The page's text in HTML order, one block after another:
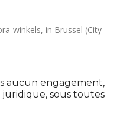
winkels, in Brussel (City
aucun engagement,
sous toutes